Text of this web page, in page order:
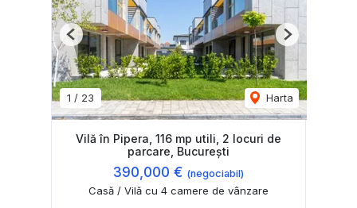
1 / 23 Harta
Previous Next
Vilă în Pipera, 116 mp utili, 2 locuri de
parcare, București
390,000 € (negociabil)
Casă / Vilă cu 4 camere de vânzare